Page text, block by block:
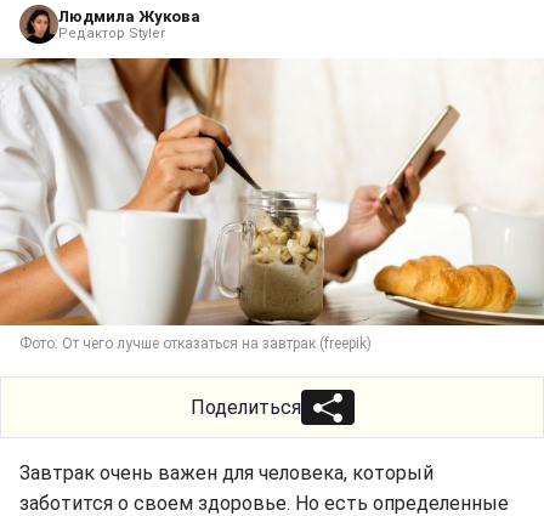
Людмила Жукова
Редактор Styler
Фото: От чего лучше отказаться на завтрак (freepik)
Поделиться
Завтрак очень важен для человека, который
заботится о своем здоровье. Но есть определенные